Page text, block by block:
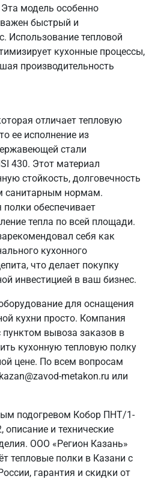
модель особенно
быстрый и
Использование тепловой
кухонные процессы,
производительность
отличает тепловую
ее исполнение из
стали
430. Этот материал
стойкость, долговечность
санитарным нормам.
обеспечивает
тепла по всей площади.
себя как
кухонного
что делает покупку
инвестицией в ваш бизнес.
для оснащения
кухни просто. Компания
вывоза заказов в
кухонную тепловую полку
цене. По всем вопросам
metakon.ru или
подогревом Кобор ПНТ/1-
описание и технические
ООО «Регион Казань»
тепловые полки в Казани с
гарантия и скидки от